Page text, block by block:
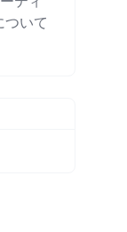
ついて